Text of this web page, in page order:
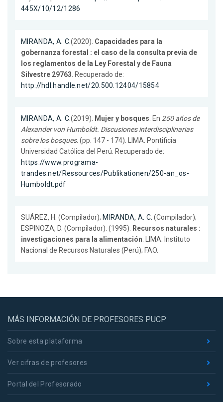
445X/10/12/1286
MIRANDA, A. C.(2020). Capacidades para la
gobernanza forestal : el caso de la consulta previa de
los reglamentos de la Ley Forestal y de Fauna
Silvestre 29763. Recuperado de:
http://hdl.handle.net/20.500.12404/15854
MIRANDA, A. C.(2019). Mujer y bosques. En 250 años de
Alexander von Humboldt. Discusiones interdisciplinarias
sobre los bosques. (pp. 147 - 174). LIMA. Pontificia
Universidad Católica del Perú. Recuperado de:
https://www.programa-
trandes.net/Ressources/Publikationen/250-an_os-
Humboldt.pdf
SUÁREZ, H. (Compilador); MIRANDA, A. C. (Compilador);
ESPINOZA, D. (Compilador). (1995). Recursos naturales :
investigaciones para la alimentación. LIMA. Instituto
Nacional de Recursos Naturales (Perú); FAO.
MÁS INFORMACIÓN DE PROFESORES PUCP
Sobre esta plataforma
Ver cifras de profesores
Portal del Profesorado